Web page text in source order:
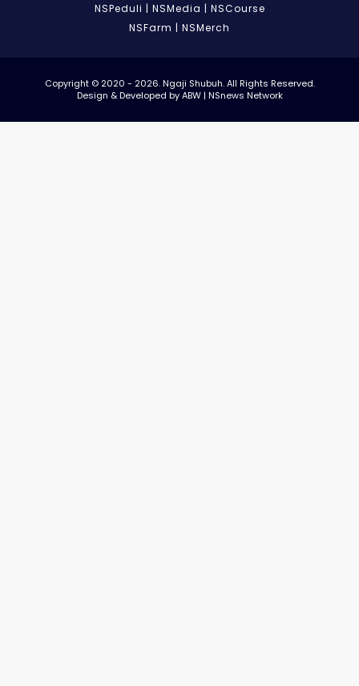
NSPeduli | NSMedia | NSCourse
NSFarm | NSMerch
Copyright © 2020 - 2026. Ngaji Shubuh. All Rights Reserved.
Design & Developed by ABW | NSnews Network